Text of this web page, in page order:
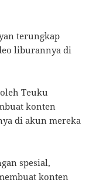
terungkap
liburannya di
Teuku
konten
di akun mereka
spesial,
konten